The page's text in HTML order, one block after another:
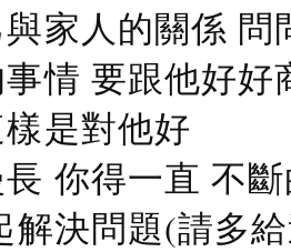
家人的關係
情 要跟他好
是對他好
你得一直 不
解決問題(請多